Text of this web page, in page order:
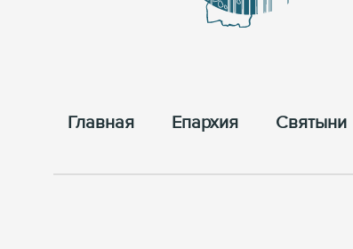
Главная Епархия Cвятыни